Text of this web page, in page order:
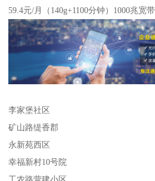
59.4元/月（140g+1100分钟）1000兆宽带
李家堡社区
矿山路缇香郡
永新苑西区
幸福新村10号院